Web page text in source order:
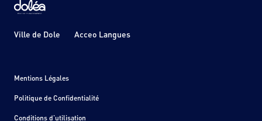
Ville de Dole Acceo Langues
Mentions Légales
Politique de Confidentialité
Conditions d'utilisation